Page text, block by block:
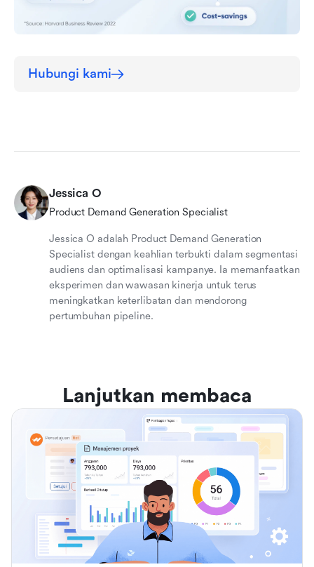
Hubungi kami
Jessica O
Product Demand Generation Specialist
Jessica O adalah Product Demand Generation
Specialist dengan keahlian terbukti dalam segmentasi
audiens dan optimalisasi kampanye. Ia memanfaatkan
eksperimen dan wawasan kinerja untuk terus
meningkatkan keterlibatan dan mendorong
pertumbuhan pipeline.
Lanjutkan membaca